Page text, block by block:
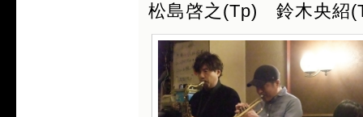
松島啓之(Tp) 鈴木央紹